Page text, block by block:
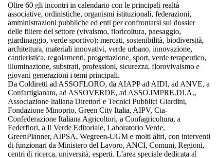
Oltre 60 gli incontri in calendario con le principali realtà
associative, ordinistiche, organismi istituzionali, federazioni,
amministrazioni pubbliche ed enti per confrontarsi sui dossier
delle filiere del settore (vivaismo, floricoltura, paesaggio,
giardinaggio, verde sportivo): mercati, sostenibilità, biodiversità,
architettura, materiali innovativi, verde urbano, innovazione,
cantieristica, regolamenti, progettazione, sport, verde terapeutico,
illuminazione, substrati, professioni, sicurezza, florovivaismo e
giovani generazioni i temi principali.
Da Coldiretti ad ASSOFLORO, da AIAPP ad AIDI, ad ANVE, a
Confartigianato, ad ASSOVERDE, ad ASSO.IMPRE.DI.A.,
Associazione Italiana Direttori e Tecnici Pubblici Giardini,
Fondazione Minoprio, Green City Italia, AIPV, Cia-
Confederazione Italiana Agricoltori, a Confagricoltura, a
Federfiori, a Il Verde Editoriale, Laboratorio Verde,
GreenPlanner, AIPSA, Wegreen-UGM e molti altri, con interventi
di funzionari da Ministero del Lavoro, ANCI, Comuni, Regioni,
centri di ricerca, università, esperti. L’area speciale dedicata al